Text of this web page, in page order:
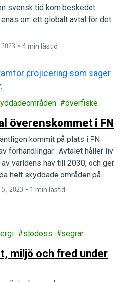
svensk tid kom beskedet:
om ett globalt avtal för det
2023 4 min lästid
överfiske
överenskommet i FN
kommit på plats i FN
förhandlingar. Avtalet håller liv
världens hav till 2030, och ger
helt skyddade områden på
5, 2023 1 min lästid
stödoss segrar
miljö och fred under